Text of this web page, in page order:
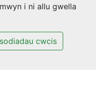
i ni allu gwella
cwcis